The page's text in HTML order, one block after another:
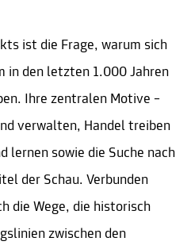
ist die Frage, warum sich
in den letzten 1.000 Jahren
Ihre zentralen Motive –
verwalten, Handel treiben
lernen sowie die Suche nach
der Schau. Verbunden
die Wege, die historisch
zwischen den